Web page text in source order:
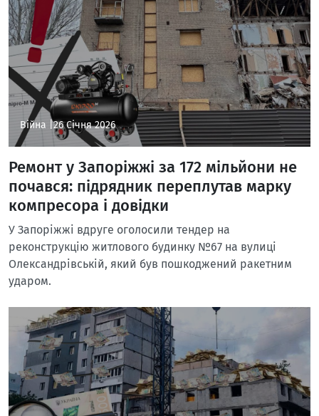
Війна |26 Січня 2026
Ремонт у Запоріжжі за 172 мільйони не
почався: підрядник переплутав марку
компресора і довідки
У Запоріжжі вдруге оголосили тендер на
реконструкцію житлового будинку №67 на вулиці
Олександрівській, який був пошкоджений ракетним
ударом.